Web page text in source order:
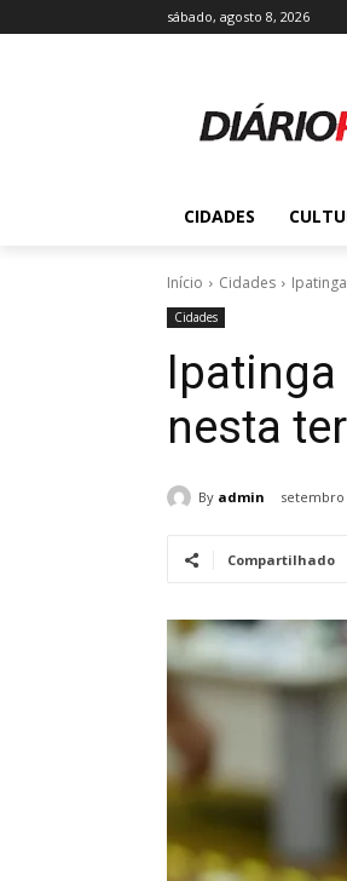
sábado, agosto 8, 2026
CIDADES
Início Cidades
Cidades
nesta
By admin setembro
Compartilhado